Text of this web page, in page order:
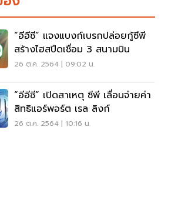
“อีอีซี” แจงแบงก์เบรกปล่อยกู้ซีพี
สร้างไฮสปีดเชื่อม 3 สนามบิน
26 ต.ค. 2564 | 09:02 น.
“อีอีซี” เปิดสาเหตุ ซีพี เลื่อนจ่ายค่า
สิทธิแอร์พอร์ต เรล ลิงก์
26 ต.ค. 2564 | 10:16 น.